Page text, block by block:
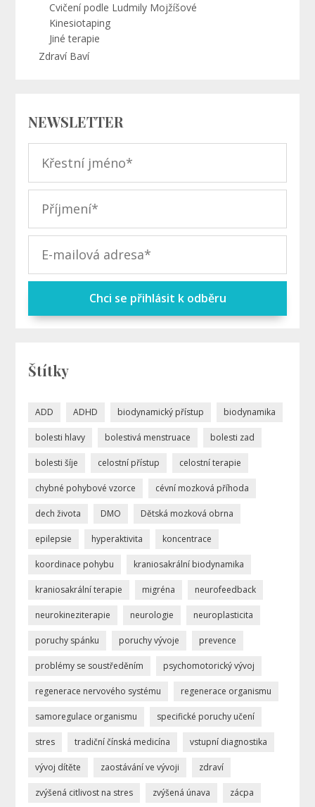
Cvičení podle Ludmily Mojžíšové
Kinesiotaping
Jiné terapie
Zdraví Baví
NEWSLETTER
Chci se přihlásit k odběru
Štítky
ADD ADHD biodynamický přístup biodynamika
bolesti hlavy bolestivá menstruace bolesti zad
bolesti šíje celostní přístup celostní terapie
chybné pohybové vzorce cévní mozková příhoda
dech života DMO Dětská mozková obrna
epilepsie hyperaktivita koncentrace
koordinace pohybu kraniosakrální biodynamika
kraniosakrální terapie migréna neurofeedback
neurokineziterapie neurologie neuroplasticita
poruchy spánku poruchy vývoje prevence
problémy se soustředěním psychomotorický vývoj
regenerace nervového systému regenerace organismu
samoregulace organismu specifické poruchy učení
stres tradiční čínská medicína vstupní diagnostika
vývoj dítěte zaostávání ve vývoji zdraví
zvýšená citlivost na stres zvýšená únava zácpa